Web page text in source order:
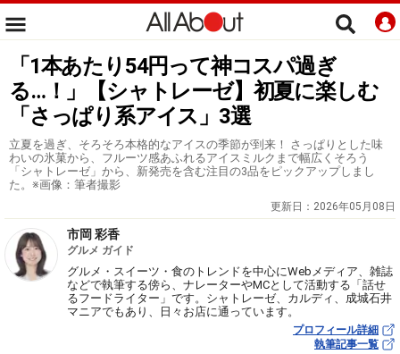
「1本あたり54円って神コスパ過ぎ
る…！」【シャトレーゼ】初夏に楽しむ
「さっぱり系アイス」3選
立夏を過ぎ、そろそろ本格的なアイスの季節が到来！ さっぱりとした味
わいの氷菓から、フルーツ感あふれるアイスミルクまで幅広くそろう
「シャトレーゼ」から、新発売を含む注目の3品をピックアップしまし
た。※画像：筆者撮影
更新日： 2026年05月08日
市岡 彩香
グルメ ガイド
グルメ・スイーツ・食のトレンドを中心にWebメディア、雑誌
などで執筆する傍ら、ナレーターやMCとして活動する「話せ
るフードライター」です。シャトレーゼ、カルディ、成城石井
マニアでもあり、日々お店に通っています。
プロフィール詳細
執筆記事一覧